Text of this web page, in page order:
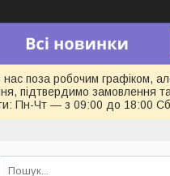
поза робочим графіком,
підтвердимо замовлення
Пн-Чт — з 09:00 до 18:00